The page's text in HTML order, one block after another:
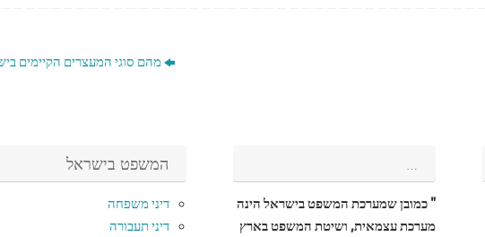
מהם סוגי המעצרים הקיימים
המשפט בישראל
דיני משפחה
דיני תעבורה
…
" כמובן שמערכת המשפט בישראל הינה
מערכת עצמאית, ושיטת המשפט בארץ